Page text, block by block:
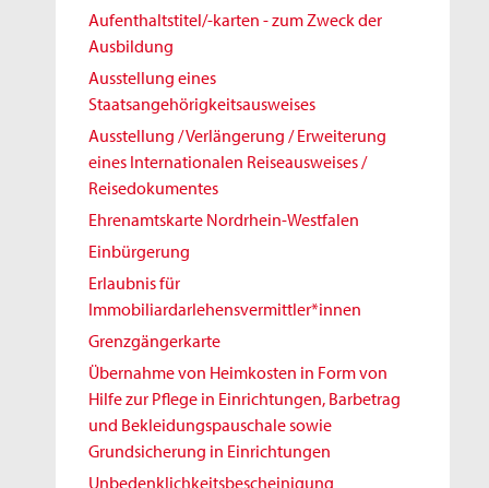
Aufenthaltstitel/-karten - zum Zweck der
Ausbildung
Ausstellung eines
Staatsangehörigkeitsausweises
Ausstellung / Verlängerung / Erweiterung
eines Internationalen Reiseausweises /
Reisedokumentes
Ehrenamtskarte Nordrhein-Westfalen
Einbürgerung
Erlaubnis für
Immobiliardarlehensvermittler*innen
Grenzgängerkarte
Übernahme von Heimkosten in Form von
Hilfe zur Pflege in Einrichtungen, Barbetrag
und Bekleidungspauschale sowie
Grundsicherung in Einrichtungen
Unbedenklichkeitsbescheinigung